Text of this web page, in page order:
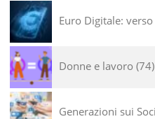
Euro Digitale:
Donne e lavoro 74
Generazioni sui